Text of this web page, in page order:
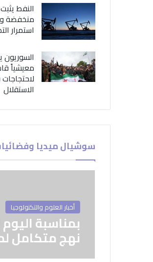
النفط
منخفضة
استمرار
السوريون
معيشياً
الاستقلال
سوشيال ميديا
أخبار العلوم والتكنولوجيا
بمناسبة
نهج متكامل